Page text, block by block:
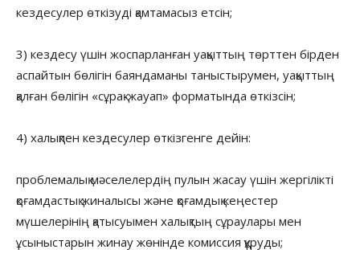
кездесулер өткізуді қамтамасыз етсін;
3) кездесу үшін жоспарланған уақыттың төрттен бірден
аспайтын бөлігін баяндаманы таныстырумен, уақыттың
қалған бөлігін «сұрақ-жауап» форматында өткізсін;
4) халықпен кездесулер өткізгенге дейін:
проблемалық мәселелердің пулын жасау үшін жергілікті
қоғамдастық жиналысы және қоғамдық кеңестер
мүшелерінің қатысуымен халықтың сұраулары мен
ұсыныстарын жинау жөнінде комиссия құруды;